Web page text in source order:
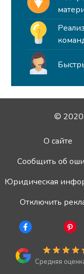
©
О сайте
Сообщить об
Юридическая
Отключить
Средняя